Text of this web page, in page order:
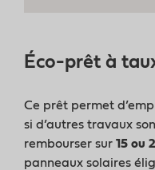
Éco-prêt à
Ce prêt permet
si d’autres travaux
rembourser sur 15 ou
panneaux solaires